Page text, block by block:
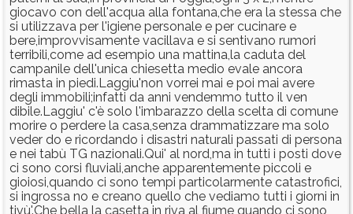
giocavo con dell'acqua alla fontana,che era la stessa che
si utilizzava per l'igiene personale e per cucinare e
bere,improvvisamente vacillava e si sentivano rumori
terribili,come ad esempio una mattina,la caduta del
campanile dell'unica chiesetta medio evale ancora
rimasta in piedi.Laggiu'non vorrei mai e poi mai avere
degli immobili;infatti da anni vendemmo tutto il ven
dibile.Laggiu' c'è solo l'imbarazzo della scelta di comune
morire o perdere la casa,senza drammatizzare ma solo
veder do e ricordando i disastri naturali passati di persona
e nei tabù TG nazionali.Qui' al nord,ma in tutti i posti dove
ci sono corsi fluviali,anche apparentemente piccoli e
gioiosi,quando ci sono tempi particolarmente catastrofici,
si ingrossa no e creano quello che vediamo tutti i giorni in
tivù'.Che bella la casetta in riva al fiume quando ci sono